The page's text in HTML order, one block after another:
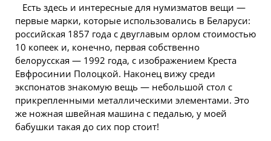
Есть здесь и интересные для нумизматов вещи —
первые марки, которые использовались в Беларуси:
российская 1857 года с двуглавым орлом стоимостью
10 копеек и, конечно, первая собственно
белорусская — 1992 года, с изображением Креста
Евфросинии Полоцкой. Наконец вижу среди
экспонатов знакомую вещь — небольшой стол с
прикрепленными металлическими элементами. Это
же ножная швейная машина с педалью, у моей
бабушки такая до сих пор стоит!